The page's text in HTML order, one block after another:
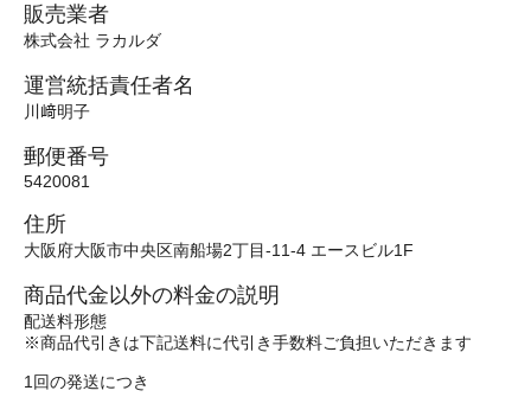
販売業者
株式会社 ラカルダ
運営統括責任者名
川﨑明子
郵便番号
5420081
住所
大阪府大阪市中央区南船場2丁目-11-4 エースビル1F
商品代金以外の料金の説明
配送料形態
※商品代引きは下記送料に代引き手数料ご負担いただきます
1回の発送につき